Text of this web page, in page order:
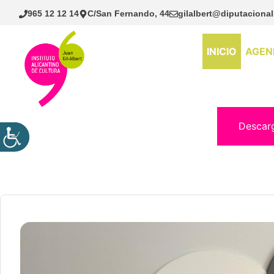
Saltar
965 12 12 14 C/San Fernando, 44
INICIO